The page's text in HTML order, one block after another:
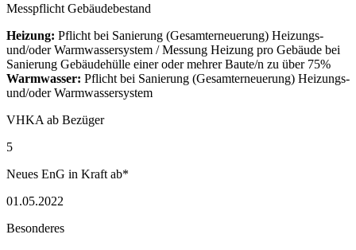
Messpflicht Gebäudebestand
Heizung: Pflicht bei Sanierung (Gesamterneuerung) Heizungs-
und/oder Warmwassersystem / Messung Heizung pro Gebäude bei
Sanierung Gebäudehülle einer oder mehrer Baute/n zu über 75%
Warmwasser: Pflicht bei Sanierung (Gesamterneuerung) Heizungs-
und/oder Warmwassersystem
VHKA ab Bezüger
5
Neues EnG in Kraft ab*
01.05.2022
Besonderes